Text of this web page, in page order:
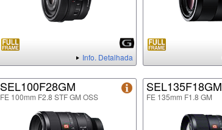
Info. Detalhada
SEL100F28GM
FE 100mm F2.8 STF GM OSS
SEL135F18GM
FE 135mm F1.8 GM